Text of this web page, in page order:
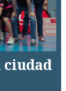
ciudad